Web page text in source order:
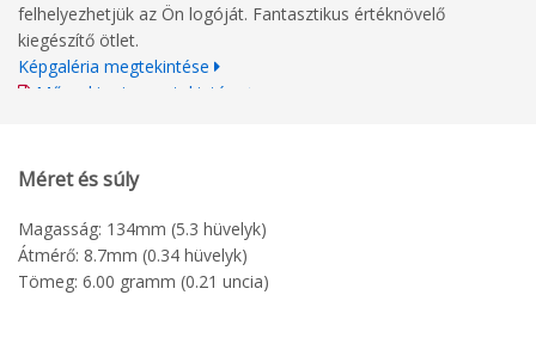
felhelyezhetjük az Ön logóját. Fantasztikus értéknövelő
kiegészítő ötlet.
Képgaléria megtekintése
Műszaki rajz megtekintése
Méret és súly
Magasság: 134mm (5.3 hüvelyk)
Átmérő: 8.7mm (0.34 hüvelyk)
Tömeg: 6.00 gramm (0.21 uncia)